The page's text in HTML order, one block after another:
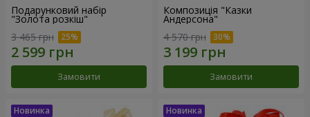
Подарунковий набір
"Золота розкіш"
3 465 грн
Замовити
Композиція "Казки
Андерсона"
4 570 грн
Замовити